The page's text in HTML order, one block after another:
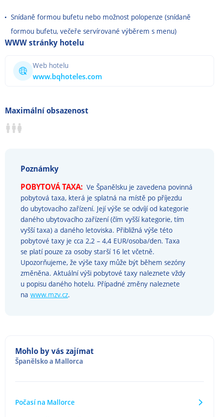
Snídaně formou bufetu nebo možnost polopenze (snídaně
formou bufetu, večeře servírované výběrem s menu)
WWW stránky hotelu
Web hotelu
www.bqhoteles.com
Maximální obsazenost
Poznámky
POBYTOVÁ TAXA: Ve Španělsku je zavedena povinná
pobytová taxa, která je splatná na místě po příjezdu
do ubytovacího zařízení. Její výše se odvíjí od kategorie
daného ubytovacího zařízení (čím vyšší kategorie, tím
vyšší taxa) a daného letoviska. Přibližná výše této
pobytové taxy je cca 2,2 – 4,4 EUR/osoba/den. Taxa
se platí pouze za osoby starší 16 let včetně.
Upozorňujeme, že výše taxy může být během sezóny
změněna. Aktuální výši pobytové taxy naleznete vždy
u popisu daného hotelu. Případné změny naleznete
na www.mzv.cz.
Mohlo by vás zajímat
Španělskoa Mallorca
Počasí na Mallorce